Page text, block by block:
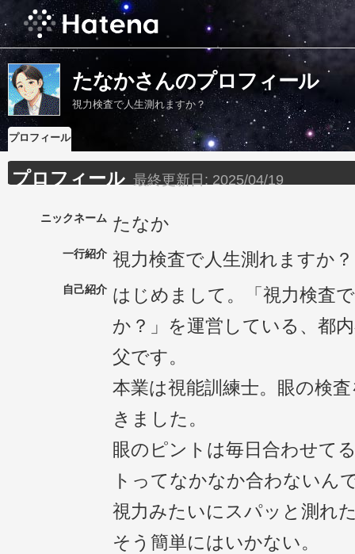
たなかさんのプロフィール
視力検査で人生測れますか？
プロフィール
プロフィール 最終更新日: 2025/04/19
ニックネーム たなか
一行紹介 視力検査で人生測れますか？
自己紹介 はじめまして。「視力検査
か？」を運営している、都
父です。
本業は視能訓練士。眼の検
きました。
眼のピントは毎日合わせて
トってなかなか合わないん
視力みたいにスパッと測れ
そう簡単にはいかない。